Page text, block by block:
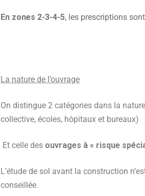
En zones 2-3-4-5, les prescriptions
La nature de l’ouvrage
On distingue 2 catégories dans la
collective, écoles, hôpitaux et bureaux)
Et celle des ouvrages à « risque
L’étude de sol avant la construction
conseillée.